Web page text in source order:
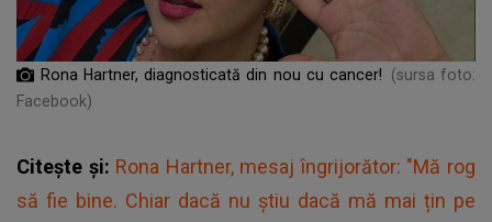
Rona Hartner, diagnosticată din nou cu cancer!
(sursa foto:
Facebook)
Citește și: Rona Hartner, mesaj îngrijorător: "Mă rog
să fie bine. Chiar dacă nu știu dacă mă mai țin pe